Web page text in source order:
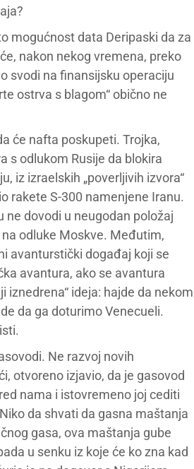
mogućnost data Deripaski da za
nakon nekog vremena, preko
svodi na finansijsku operaciju
ostrva s blagom“ obično ne
će nafta poskupeti. Trojka,
s odlukom Rusije da blokira
iz izraelskih „poverljivih izvora“
rakete S-300 namenjene Iranu.
dovodi u neugodan položaj
odluke Moskve. Međutim,
avanturstički događaj koji se
avantura, ako se avantura
ideja: hajde da nekom
da ga doturimo Venecueli.
Ne razvoj novih
otvoreno izjavio, da je gasovod
nama i istovremeno joj cediti
da shvati da gasna maštanja
gasa, ova maštanja gube
u senku iz koje će ko zna kad